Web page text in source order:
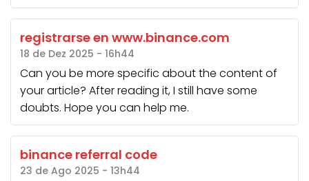
registrarse en www.binance.com
18 de Dez 2025 - 16h44
Can you be more specific about the content of
your article? After reading it, I still have some
doubts. Hope you can help me.
binance referral code
23 de Ago 2025 - 13h44